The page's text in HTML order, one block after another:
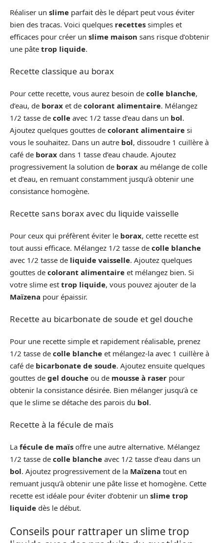
Réaliser un slime parfait dès le départ peut vous éviter
bien des tracas. Voici quelques recettes simples et
efficaces pour créer un slime maison sans risque d’obtenir
une pâte trop liquide.
Recette classique au borax
Pour cette recette, vous aurez besoin de colle blanche,
d’eau, de borax et de colorant alimentaire. Mélangez
1/2 tasse de colle avec 1/2 tasse d’eau dans un bol.
Ajoutez quelques gouttes de colorant alimentaire si
vous le souhaitez. Dans un autre bol, dissoudre 1 cuillère à
café de borax dans 1 tasse d’eau chaude. Ajoutez
progressivement la solution de borax au mélange de colle
et d’eau, en remuant constamment jusqu’à obtenir une
consistance homogène.
Recette sans borax avec du liquide vaisselle
Pour ceux qui préfèrent éviter le borax, cette recette est
tout aussi efficace. Mélangez 1/2 tasse de colle blanche
avec 1/2 tasse de liquide vaisselle. Ajoutez quelques
gouttes de colorant alimentaire et mélangez bien. Si
votre slime est trop liquide, vous pouvez ajouter de la
Maïzena pour épaissir.
Recette au bicarbonate de soude et gel douche
Pour une recette simple et rapidement réalisable, prenez
1/2 tasse de colle blanche et mélangez-la avec 1 cuillère à
café de bicarbonate de soude. Ajoutez ensuite quelques
gouttes de gel douche ou de mousse à raser pour
obtenir la consistance désirée. Bien mélanger jusqu’à ce
que le slime se détache des parois du bol.
Recette à la fécule de maïs
La fécule de maïs offre une autre alternative. Mélangez
1/2 tasse de colle blanche avec 1/2 tasse d’eau dans un
bol. Ajoutez progressivement de la Maïzena tout en
remuant jusqu’à obtenir une pâte lisse et homogène. Cette
recette est idéale pour éviter d’obtenir un slime trop
liquide dès le début.
Conseils pour rattraper un slime trop